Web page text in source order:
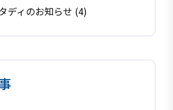
ディのお知らせ (4)